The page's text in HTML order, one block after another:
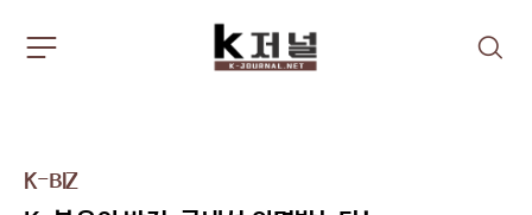
검
주
뉴
펼
K-BIZ